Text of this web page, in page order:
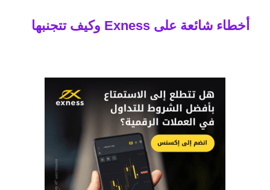
أخطاء شائعة على Exness وكيف تتجنبها